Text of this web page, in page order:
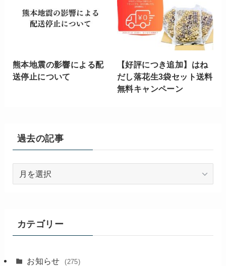
熊本地震の影響による配
送停止について
【好評につき追加】はね
だし落花生3袋セット送料
無料キャンペーン
過去の記事
カテゴリー
お知らせ (275)